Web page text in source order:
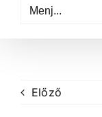
Menj...
Előző